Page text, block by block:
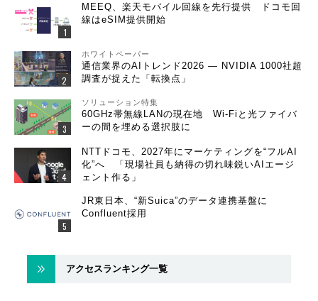
MEEQ、楽天モバイル回線を先行提供 ドコモ回
線はeSIM提供開始
ホワイトペーパー
通信業界のAIトレンド2026 ― NVIDIA 1000社超
調査が捉えた「転換点」
ソリューション特集
60GHz帯無線LANの現在地 Wi-Fiと光ファイバ
ーの間を埋める選択肢に
NTTドコモ、2027年にマーケティングを“フルAI
化”へ 「現場社員も納得の切れ味鋭いAIエージ
ェント作る」
JR東日本、“新Suica”のデータ連携基盤に
Confluent採用
アクセスランキング一覧